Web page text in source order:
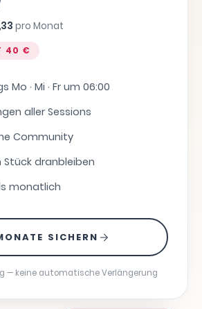
pro Monat
40 €
Mo · Mi · Fr um 06:00
aller Sessions
Community
dranbleiben
monatlich
SICHERN
— keine automatische Verlängerung